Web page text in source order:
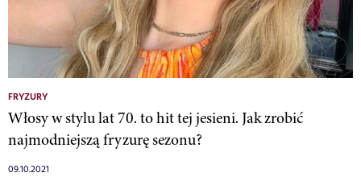
FRYZURY
Włosy w stylu lat 70. to hit tej jesieni. Jak zrobić
najmodniejszą fryzurę sezonu?
09.10.2021